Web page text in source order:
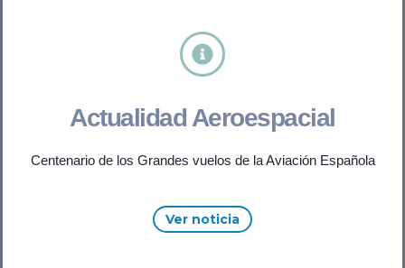
Actualidad Aeroespacial
Centenario de los Grandes vuelos de la Aviación Española
Ver noticia